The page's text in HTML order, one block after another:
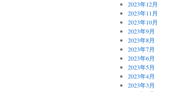
2023年12月
2023年11月
2023年10月
2023年9月
2023年8月
2023年7月
2023年6月
2023年5月
2023年4月
2023年3月